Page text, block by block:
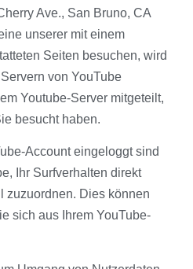
Ave., San Bruno, CA
unserer mit einem
Seiten besuchen, wird
von YouTube
Youtube-Server mitgeteilt,
besucht haben.
Account eingeloggt sind
Ihr Surfverhalten direkt
zuzuordnen. Dies können
sich aus Ihrem YouTube-